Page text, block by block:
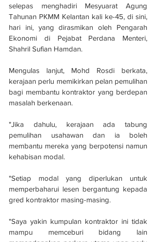
selepas menghadiri Mesyuarat Agung
Tahunan PKMM Kelantan kali ke-45, di sini,
hari ini, yang dirasmikan oleh Pengarah
Ekonomi di Pejabat Perdana Menteri,
Shahril Sufian Hamdan.
Mengulas lanjut, Mohd Rosdi berkata,
kerajaan perlu memikirkan pelan pemulihan
bagi membantu kontraktor yang berdepan
masalah berkenaan.
"Jika dahulu, kerajaan ada tabung
pemulihan usahawan dan ia boleh
membantu mereka yang berpotensi namun
kehabisan modal.
"Setiap modal yang diperlukan untuk
memperbaharui lesen bergantung kepada
gred kontraktor masing-masing.
"Saya yakin kumpulan kontraktor ini tidak
mampu memceburi bidang lain